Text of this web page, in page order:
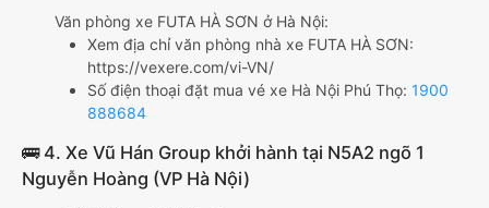
Văn phòng xe FUTA HÀ SƠN ở Hà Nội:
Xem địa chỉ văn phòng nhà xe FUTA HÀ SƠN:
https://vexere.com/vi-VN/
Số điện thoại đặt mua vé xe Hà Nội Phú Thọ: 1900
888684
🚌 4. Xe Vũ Hán Group khởi hành tại N5A2 ngõ 1
Nguyễn Hoàng (VP Hà Nội)